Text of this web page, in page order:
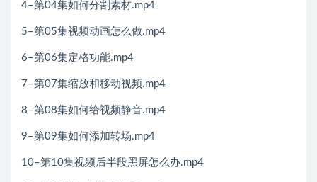
4–第04集如何分割素材.mp4
5–第05集视频动画怎么做.mp4
6–第06集定格功能.mp4
7–第07集缩放和移动视频.mp4
8–第08集如何给视频静音.mp4
9–第09集如何添加转场.mp4
10–第10集视频后半段黑屏怎么办.mp4